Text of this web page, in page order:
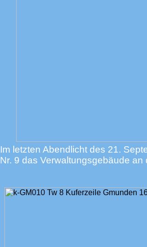
Im letzten Abendlicht des 21.
Nr. 9 das Verwaltungsgebäude